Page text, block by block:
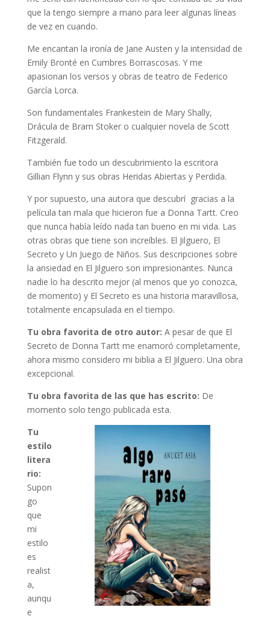
que la tengo siempre a mano para leer algunas líneas
de vez en cuando.
Me encantan la ironía de Jane Austen y la intensidad de
Emily Bronté en Cumbres Borrascosas. Y me
apasionan los versos y obras de teatro de Federico
García Lorca.
Son fundamentales Frankestein de Mary Shally,
Drácula de Bram Stoker o cualquier novela de Scott
Fitzgerald.
También fue todo un descubrimiento la escritora
Gillian Flynn y sus obras Heridas Abiertas y Perdida.
Y por supuesto, una autora que descubrí gracias a la
película tan mala que hicieron fue a Donna Tartt. Creo
que nunca había leído nada tan bueno en mi vida. Las
otras obras que tiene son increíbles. El Jilguero, El
Secreto y Un Juego de Niños. Sus descripciones sobre
la ansiedad en El Jilguero son impresionantes. Nunca
nadie lo ha descrito mejor (al menos que yo conozca,
de momento) y El Secreto es una historia maravillosa,
totalmente encapsulada en el tiempo.
Tu obra favorita de otro autor: A pesar de que El
Secreto de Donna Tartt me enamoró completamente,
ahora mismo considero mi biblia a El Jilguero. Una obra
excepcional.
Tu obra favorita de las que has escrito: De
momento solo tengo publicada esta.
Tu
estilo
litera
rio:
Supon
go
que
mi
estilo
es
realist
a,
aunqu
e